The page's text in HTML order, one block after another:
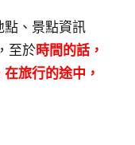
點、景點資訊
至於時間的話，
旅行的途中，